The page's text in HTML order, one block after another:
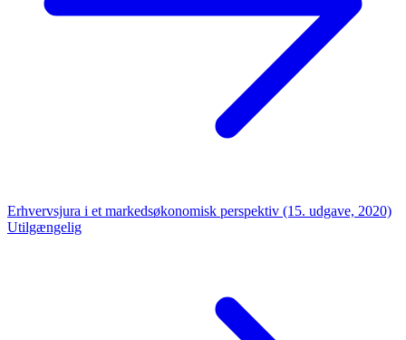
Erhvervsjura i et markedsøkonomisk perspektiv (15. udgave, 2020)
Utilgængelig